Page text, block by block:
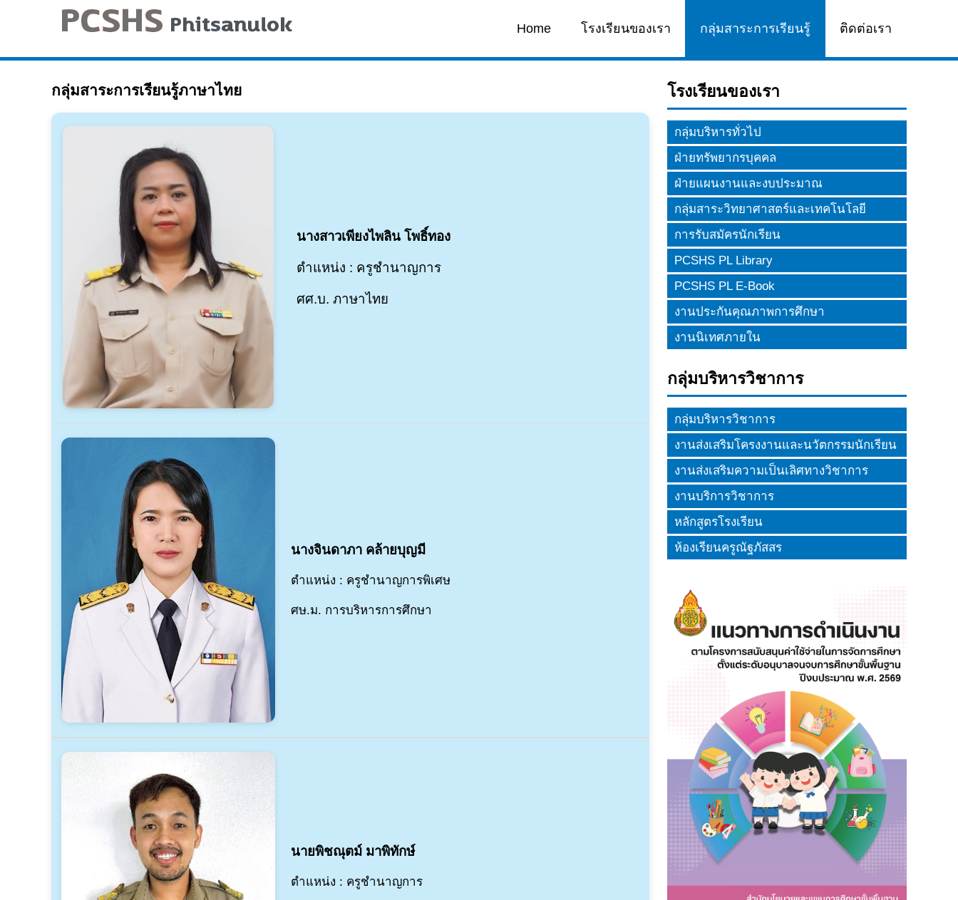
Home โรงเรียนของเรา กลุ่มสาระการเรียนรู้ ติดต่อเรา
กลุ่มสาระการเรียนรู้ภาษาไทย
นางสาวเพียงไพลิน โพธิ์ทอง
ตำแหน่ง : ครูชำนาญการ
ศศ.บ. ภาษาไทย
นางจินดาภา คล้ายบุญมี
ตำแหน่ง : ครูชำนาญการพิเศษ
ศษ.ม. การบริหารการศึกษา
นายพิชณุตม์ มาพิทักษ์
ตำแหน่ง : ครูชำนาญการ
โรงเรียนของเรา
กลุ่มบริหารทั่วไป
ฝ่ายทรัพยากรบุคคล
ฝ่ายแผนงานและงบประมาณ
กลุ่มสาระวิทยาศาสตร์และเทคโนโลยี
การรับสมัครนักเรียน
PCSHS PL Library
PCSHS PL E-Book
งานประกันคุณภาพการศึกษา
งานนิเทศภายใน
กลุ่มบริหารวิชาการ
กลุ่มบริหารวิชาการ
งานส่งเสริมโครงงานและนวัตกรรมนักเรียน
งานส่งเสริมความเป็นเลิศทางวิชาการ
งานบริการวิชาการ
หลักสูตรโรงเรียน
ห้องเรียนครูณัฐภัสสร